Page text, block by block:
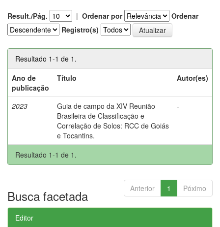
Result./Pág. | Ordenar por
Ordenar
Registro(s)
Resultado 1-1 de 1.
Ano de
publicação
Título Autor(es)
2023
Guia de campo da XIV Reunião
Brasileira de Classificação e
Correlação de Solos: RCC de Goiás
e Tocantins.
-
Resultado 1-1 de 1.
Anterior 1 Póximo
Busca facetada
Editor